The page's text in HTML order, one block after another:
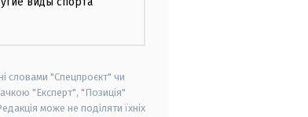
словами "Спецпроєкт" чи
"Експерт", "Позиція"
може не поділяти їхніх